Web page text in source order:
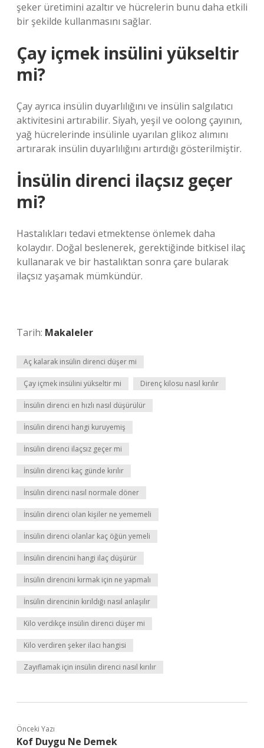
şeker üretimini azaltır ve hücrelerin bunu daha etkili
bir şekilde kullanmasını sağlar.
Çay içmek insülini yükseltir
mi?
Çay ayrıca insülin duyarlılığını ve insülin salgılatıcı
aktivitesini artırabilir. Siyah, yeşil ve oolong çayının,
yağ hücrelerinde insülinle uyarılan glikoz alımını
artırarak insülin duyarlılığını artırdığı gösterilmiştir.
İnsülin direnci ilaçsız geçer
mi?
Hastalıkları tedavi etmektense önlemek daha
kolaydır. Doğal beslenerek, gerektiğinde bitkisel ilaç
kullanarak ve bir hastalıktan sonra çare bularak
ilaçsız yaşamak mümkündür.
Tarih: Makaleler
Aç kalarak insülin direnci düşer mi
Çay içmek insülini yükseltir mi Direnç kilosu nasıl kırılır
İnsülin direnci en hızlı nasıl düşürülür
İnsülin direnci hangi kuruyemiş
İnsülin direnci ilaçsız geçer mi
İnsülin direnci kaç günde kırılır
İnsülin direnci nasıl normale döner
İnsülin direnci olan kişiler ne yememeli
İnsülin direnci olanlar kaç öğün yemeli
İnsülin direncini hangi ilaç düşürür
İnsülin direncini kırmak için ne yapmalı
İnsülin direncinin kırıldığı nasıl anlaşılır
Kilo verdikçe insülin direnci düşer mi
Kilo verdiren şeker ilacı hangisi
Zayıflamak için insülin direnci nasıl kırılır
Önceki Yazı
Kof Duygu Ne Demek